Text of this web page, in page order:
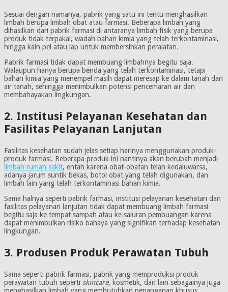
Sesuai dengan namanya, pabrik yang satu ini tentu menghasilkan
limbah berupa limbah obat atau farmasi. Beberapa limbah yang
dihasilkan dari pabrik farmasi di antaranya limbah fisik yang berupa
produk tidak terpakai, wadah bahan kimia yang telah terkontaminasi,
hingga kain pel atau lap untuk membersihkan peralatan.
Pabrik farmasi tidak dapat membuang limbahnya begitu saja.
Walaupun hanya berupa benda yang telah terkontaminasi, tetapi
bahan kimia yang menempel masih dapat meresap ke dalam tanah dan
air tanah, sehingga menimbulkan potensi pencemaran air dan
membahayakan lingkungan.
2. Institusi Pelayanan Kesehatan dan
Fasilitas Pelayanan Lanjutan
Fasilitas kesehatan sudah jelas setiap harinya menggunakan produk-
produk farmasi. Beberapa produk ini nantinya akan berubah menjadi
limbah rumah sakit, entah karena obat-obatan telah kedaluwarsa,
adanya jarum suntik bekas, botol obat yang telah digunakan, dan
limbah lain yang telah terkontaminasi bahan kimia.
Sama halnya seperti pabrik farmasi, institusi pelayanan kesehatan dan
fasilitas pelayanan lanjutan tidak dapat membuang limbah farmasi
begitu saja ke tempat sampah atau ke saluran pembuangan karena
dapat menimbulkan risiko bahaya yang signifikan terhadap kesehatan
lingkungan.
3. Produsen Produk Perawatan Tubuh
Sama seperti pabrik farmasi, pabrik yang memproduksi produk
perawatan tubuh seperti skincare, kosmetik, dan lain sebagainya juga
menghasilkan limbah yang membutuhkan penanganan khusus.